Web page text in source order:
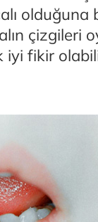
çizgileri
iyi fikir